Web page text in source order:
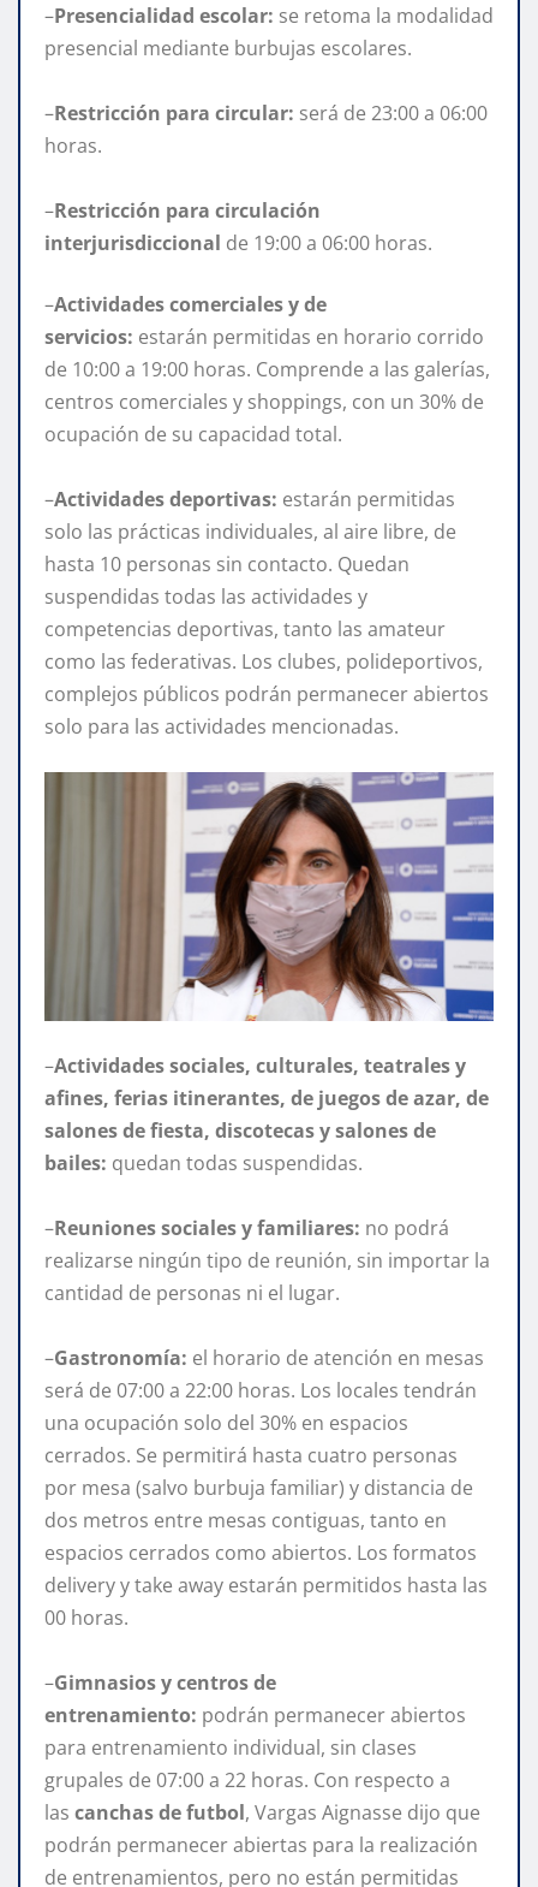
–Presencialidad escolar: se retoma la modalidad
presencial mediante burbujas escolares.
–Restricción para circular: será de 23:00 a 06:00
horas.
–Restricción para circulación
interjurisdiccional de 19:00 a 06:00 horas.
–Actividades comerciales y de
servicios: estarán permitidas en horario corrido
de 10:00 a 19:00 horas. Comprende a las galerías,
centros comerciales y shoppings, con un 30% de
ocupación de su capacidad total.
–Actividades deportivas: estarán permitidas
solo las prácticas individuales, al aire libre, de
hasta 10 personas sin contacto. Quedan
suspendidas todas las actividades y
competencias deportivas, tanto las amateur
como las federativas. Los clubes, polideportivos,
complejos públicos podrán permanecer abiertos
solo para las actividades mencionadas.
–Actividades sociales, culturales, teatrales y
afines, ferias itinerantes, de juegos de azar, de
salones de fiesta, discotecas y salones de
bailes: quedan todas suspendidas.
–Reuniones sociales y familiares: no podrá
realizarse ningún tipo de reunión, sin importar la
cantidad de personas ni el lugar.
–Gastronomía: el horario de atención en mesas
será de 07:00 a 22:00 horas. Los locales tendrán
una ocupación solo del 30% en espacios
cerrados. Se permitirá hasta cuatro personas
por mesa (salvo burbuja familiar) y distancia de
dos metros entre mesas contiguas, tanto en
espacios cerrados como abiertos. Los formatos
delivery y take away estarán permitidos hasta las
00 horas.
–Gimnasios y centros de
entrenamiento: podrán permanecer abiertos
para entrenamiento individual, sin clases
grupales de 07:00 a 22 horas. Con respecto a
las canchas de futbol, Vargas Aignasse dijo que
podrán permanecer abiertas para la realización
de entrenamientos, pero no están permitidas